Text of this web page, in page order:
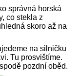
správná horská
co stekla z
skoro až na
na silničku
Tu prosvištíme.
pozdní oběd.